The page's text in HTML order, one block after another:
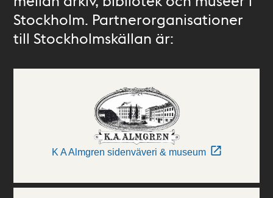
Stockholm. Partnerorganisationer
till Stockholmskällan är:
K A Almgren sidenväveri & museum